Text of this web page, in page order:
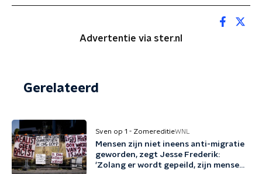
Advertentie via ster.nl
Gerelateerd
Sven op 1 - ZomereditieWNL
Mensen zijn niet ineens anti-migratie
geworden, zegt Jesse Frederik:
'Zolang er wordt gepeild, zijn mensen